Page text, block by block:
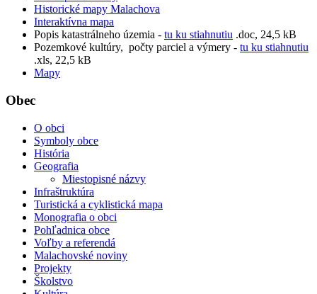
Historické mapy Malachova
Interaktívna mapa
Popis katastrálneho územia - tu ku stiahnutiu .doc, 24,5 kB
Pozemkové kultúry, počty parciel a výmery - tu ku stiahnutiu
.xls, 22,5 kB
Mapy
Obec
O obci
Symboly obce
História
Geografia
Miestopisné názvy
Infraštruktúra
Turistická a cyklistická mapa
Monografia o obci
Pohľadnica obce
Voľby a referendá
Malachovské noviny
Projekty
Školstvo